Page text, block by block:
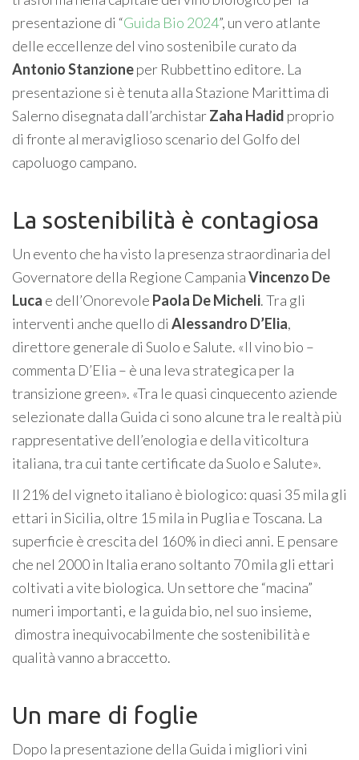
presentazione di “Guida Bio 2024”, un vero atlante
delle eccellenze del vino sostenibile curato da
Antonio Stanzioneper Rubbettino editore. La
presentazione si è tenuta alla Stazione Marittima di
Salerno disegnata dall’archistarZaha Hadid proprio
di fronte al meraviglioso scenario del Golfo del
capoluogo campano.
La sostenibilità è contagiosa
Un evento che ha visto la presenza straordinaria del
Governatore della Regione CampaniaVincenzo De
Luca e dell’Onorevole Paola De Micheli. Tra gli
interventi anche quello di Alessandro D’Elia,
direttore generale di Suolo e Salute. «Il vino bio –
commenta D’Elia – è una leva strategica per la
transizione green». «Tra le quasi cinquecento aziende
selezionate dalla Guida ci sono alcune tra le realtà più
rappresentative dell’enologia e della viticoltura
italiana, tra cui tante certificate da Suolo e Salute».
Il 21% del vigneto italiano è biologico: quasi 35 mila gli
ettari in Sicilia, oltre 15 mila in Puglia e Toscana. La
superficie è crescita del 160% in dieci anni. E pensare
che nel 2000 in Italia erano soltanto 70 mila gli ettari
coltivati a vite biologica. Un settore che “macina”
numeri importanti, e la guida bio, nel suo insieme,
dimostra inequivocabilmente che sostenibilità e
qualità vanno a braccetto.
Un mare di foglie
Dopo la presentazione della Guida i migliori vini